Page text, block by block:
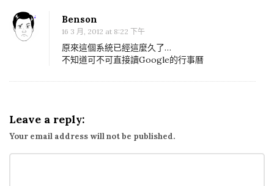
Benson
16 3 月, 2012 at 8:22 下午
原來這個系統已經這麼久了…
不知道可不可直接讀Google的行事曆
Leave a reply:
Your email address will not be published.